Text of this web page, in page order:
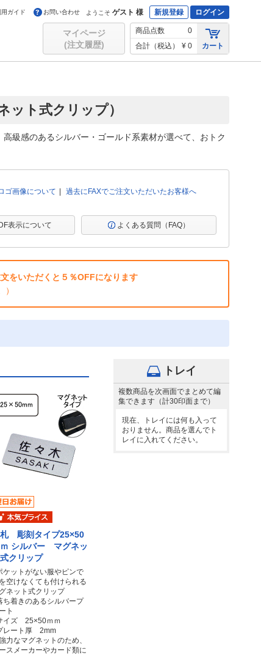
用ガイド お問い合わせ ようこそ ゲスト 様 新規登録 ログイン
マイページ
(注文履歴)
商品点数
0
合計（税込）
¥ 0 カート
ット式クリップ）
級感のあるシルバー・ゴールド系素材が選べて、おトク
ゴ画像について 過去にFAXでご注文いただいたお客様へ
表示について よくある質問（FAQ）
をいただくと５％OFFになります
彫刻タイプ25×50
ｍ シルバー マグネッ
式クリップ
ケットがない服やピンで
空けなくても付けられる
ネット式クリップ
ち着きのあるシルバープ
ト
イズ 25×50ｍｍ
レート厚 2mm
力なマグネットのため、
スメーカーやカード類に
トレイ
複数商品を次画面でまとめて編
集できます（計30印面まで）
現在、トレイには何も入って
おりません。商品を選んでト
レイに入れてください。